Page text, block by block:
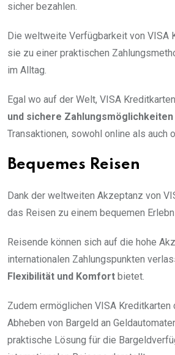
sicher bezahlen.
Die weltweite Verfügbarkeit von VISA
sie zu einer praktischen
im Alltag.
Egal wo auf der Welt, VISA
und sichere Zahlungsmöglichkeiten
Transaktionen, sowohl online als auch
Bequemes Reisen
Dank der weltweiten Akzeptanz von
das Reisen zu einem bequemen
Reisende können sich auf die hohe
internationalen Zahlungspunkten
Flexibilität und Komfort bietet.
Zudem ermöglichen VISA Kreditkarten
Abheben von Bargeld an
praktische Lösung für die